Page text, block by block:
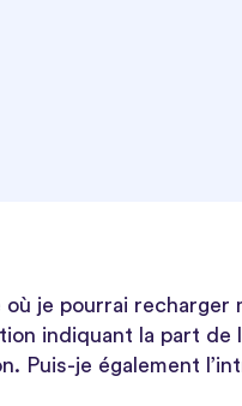
je pourrai
indiquant la part de
Puis-je également